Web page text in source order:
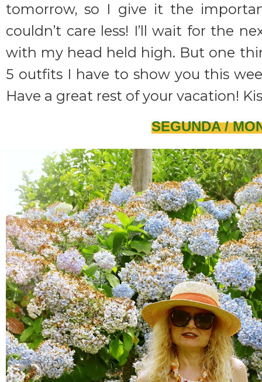
tomorrow, so I give it the
couldn’t care less! I’ll wait for the
with my head held high. But one
5 outfits I have to show you this
Have a great rest of your vacation!
SEGUNDA /